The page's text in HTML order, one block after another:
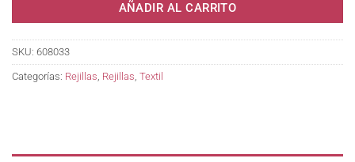
AÑADIR AL CARRITO
SKU: 608033
Categorías: Rejillas, Rejillas, Textil